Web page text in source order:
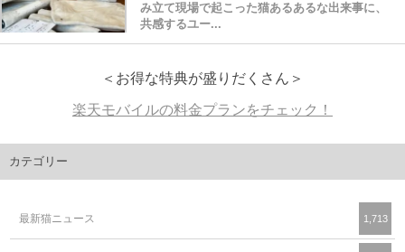
み立て現場で起こった猫あるあるな出来事に、
共感するユー...
＜お得な特典が盛りだくさん＞
楽天モバイルの料金プランをチェック！
カテゴリー
最新猫ニュース 1,713